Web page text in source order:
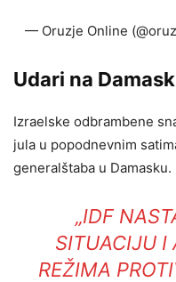
— Oruzje Online
Udari na
Izraelske odbrambene
jula u popodnevnim
generalštaba u
„IDF
SITUACIJU I
REŽIMA